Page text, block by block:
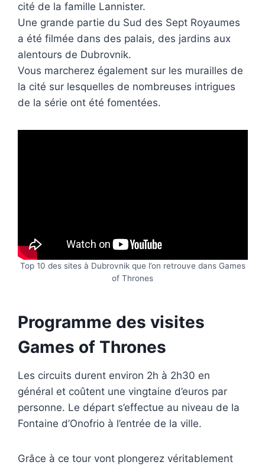
cité de la famille Lannister.
Une grande partie du Sud des Sept Royaumes
a été filmée dans des palais, des jardins aux
alentours de Dubrovnik.
Vous marcherez également sur les murailles de
la cité sur lesquelles de nombreuses intrigues
de la série ont été fomentées.
Top 10 des sites à Dubrovnik que l’on retrouve dans Games
of Thrones
Programme des visites
Games of Thrones
Les circuits durent environ 2h à 2h30 en
général et coûtent une vingtaine d’euros par
personne. Le départ s’effectue au niveau de la
Fontaine d’Onofrio à l’entrée de la ville.
Grâce à ce tour vont plongerez véritablement